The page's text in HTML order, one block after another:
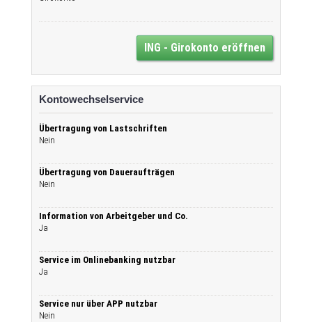
ING - Girokonto eröffnen
Kontowechselservice
Übertragung von Lastschriften
Nein
Übertragung von Daueraufträgen
Nein
Information von Arbeitgeber und Co.
Ja
Service im Onlinebanking nutzbar
Ja
Service nur über APP nutzbar
Nein